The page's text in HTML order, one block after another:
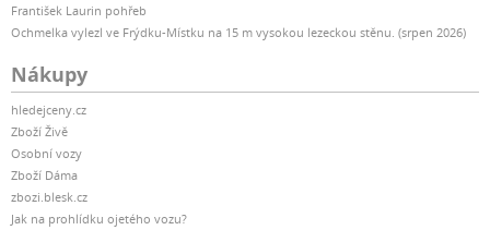
František Laurin pohřeb
Ochmelka vylezl ve Frýdku-Místku na 15 m vysokou lezeckou stěnu. (srpen 2026)
Nákupy
hledejceny.cz
Zboží Živě
Osobní vozy
Zboží Dáma
zbozi.blesk.cz
Jak na prohlídku ojetého vozu?